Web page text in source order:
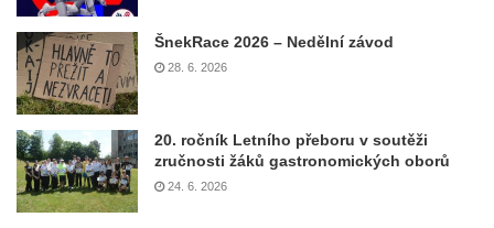
ŠnekRace 2026 – Nedělní závod
28. 6. 2026
20. ročník Letního přeboru v soutěži
zručnosti žáků gastronomických oborů
24. 6. 2026